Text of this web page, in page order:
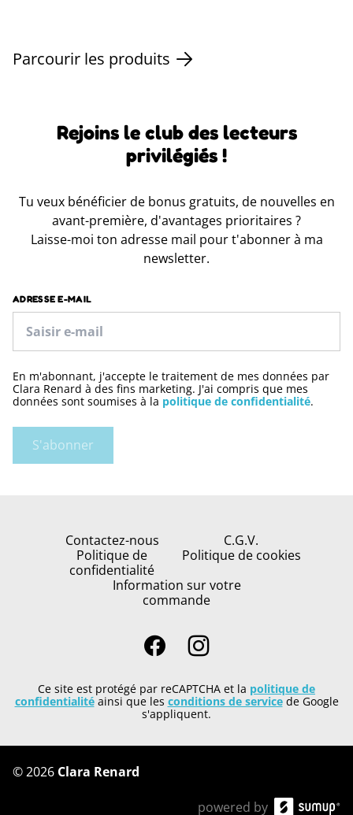
Parcourir les produits
Rejoins le club des lecteurs
privilégiés !
Tu veux bénéficier de bonus gratuits, de nouvelles en
avant-première, d'avantages prioritaires ?
Laisse-moi ton adresse mail pour t'abonner à ma
newsletter.
ADRESSE E-MAIL
En m'abonnant, j'accepte le traitement de mes données par
Clara Renard à des fins marketing. J'ai compris que mes
données sont soumises à la politique de confidentialité.
S'abonner
Contactez-nous
C.G.V.
Politique de
confidentialité
Politique de cookies
Information sur votre
commande
Ce site est protégé par reCAPTCHA et la politique de
confidentialitéainsi que les conditions de servicede Google
s'appliquent.
©2026 Clara Renard
powered by